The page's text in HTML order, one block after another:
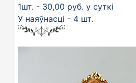
1шт. - 30,00 руб. у суткі
У наяўнасці - 4 шт.